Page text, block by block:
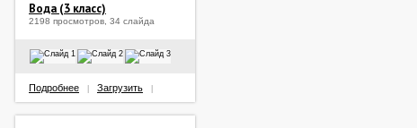
Вода (3 класс)
2198 просмотров, 34 слайда
Подробнее Загрузить